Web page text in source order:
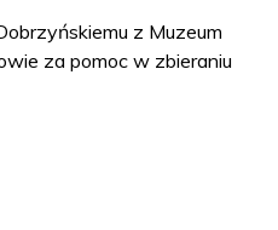
z Muzeum
za pomoc w zbieraniu